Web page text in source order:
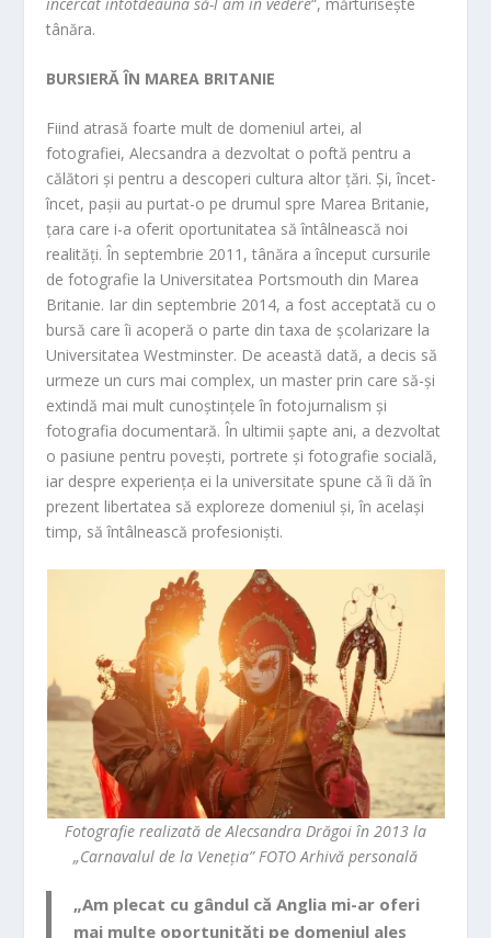
tânăra.
BURSIERĂ ÎN MAREA BRITANIE
Fiind atrasă foarte mult de domeniul artei, al
fotografiei, Alecsandra a dezvoltat o poftă pentru a
călători și pentru a descoperi cultura altor țări. Și, încet-
încet, pașii au purtat-o pe drumul spre Marea Britanie,
țara care i-a oferit oportunitatea să întâlnească noi
realități. În septembrie 2011, tânăra a început cursurile
de fotografie la Universitatea Portsmouth din Marea
Britanie. Iar din septembrie 2014, a fost acceptată cu o
bursă care îi acoperă o parte din taxa de școlarizare la
Universitatea Westminster. De această dată, a decis să
urmeze un curs mai complex, un master prin care să-și
extindă mai mult cunoștințele în fotojurnalism și
fotografia documentară. În ultimii șapte ani, a dezvoltat
o pasiune pentru povești, portrete și fotografie socială,
iar despre experiența ei la universitate spune că îi dă în
prezent libertatea să exploreze domeniul și, în același
timp, să întâlnească profesioniști.
Fotografie realizată de Alecsandra Drăgoi în 2013 la
„Carnavalul de la Veneția” FOTO Arhivă personală
„Am plecat cu gândul că Anglia mi-ar oferi
mai multe oportunități pe domeniul ales